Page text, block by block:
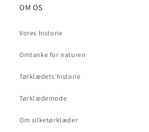
OM OS
Vores historie
Omtanke for naturen
Tørklædets historie
Tørklædemode
Om silketørklæder